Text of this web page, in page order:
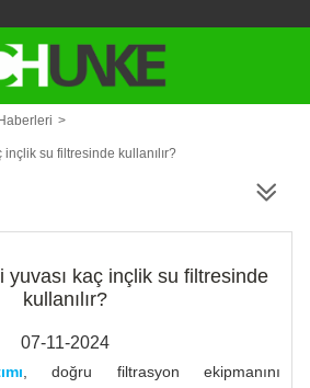
>
su filtresinde kullanılır?
yuvası kaç inçlik su filtresinde
kullanılır?
07-11-2024
, doğru filtrasyon ekipmanını